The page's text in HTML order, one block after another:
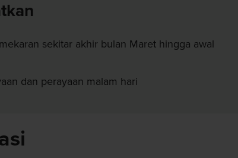
sekitar akhir bulan Maret hingga awal
dan perayaan malam hari